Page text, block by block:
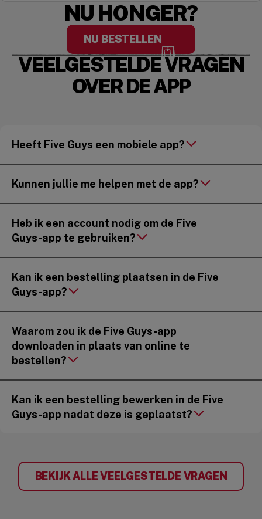
NU HONGER?
NU BESTELLEN
VEELGESTELDE VRAGEN
OVER DE APP
Heeft Five Guys een mobiele app?
Kunnen jullie me helpen met de app?
Heb ik een account nodig om de Five
Guys-app te gebruiken?
Kan ik een bestelling plaatsen in de Five
Guys-app?
Waarom zou ik de Five Guys-app
downloaden in plaats van online te
bestellen?
Kan ik een bestelling bewerken in de Five
Guys-app nadat deze is geplaatst?
BEKIJK ALLE VEELGESTELDE VRAGEN